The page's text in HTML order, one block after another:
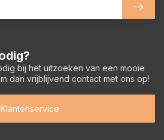
bij het uitzoeken van een mooie
dan vrijblijvend contact met ons op!
Klantenservice